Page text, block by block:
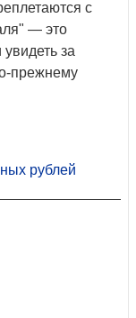
с
— это
за
прежнему
рублей